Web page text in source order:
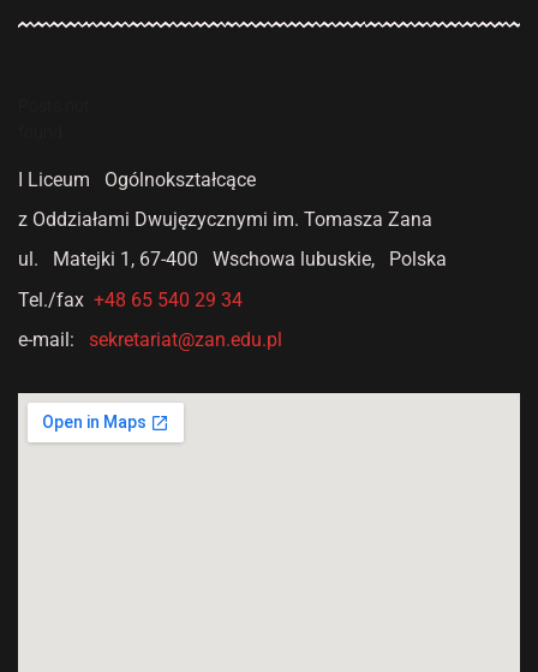
I Liceum Ogólnokształcące
z Oddziałami Dwujęzycznymi im. Tomasza Zana
ul. Matejki 1, 67-400 Wschowa lubuskie, Polska
Tel./fax +48 65 540 29 34
e-mail: sekretariat@zan.edu.pl